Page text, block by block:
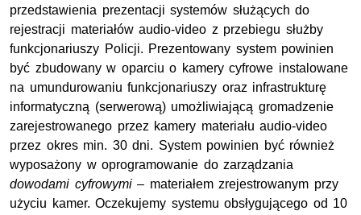
przedstawienia prezentacji systemów służących do
rejestracji materiałów audio-video z przebiegu służby
funkcjonariuszy Policji. Prezentowany system powinien
być zbudowany w oparciu o kamery cyfrowe instalowane
na umundurowaniu funkcjonariuszy oraz infrastrukturę
informatyczną (serwerową) umożliwiającą gromadzenie
zarejestrowanego przez kamery materiału audio-video
przez okres min. 30 dni. System powinien być również
wyposażony w oprogramowanie do zarządzania
dowodami cyfrowymi– materiałem zrejestrowanym przy
użyciu kamer. Oczekujemy systemu obsłygującego od 10